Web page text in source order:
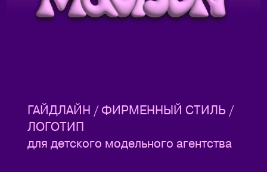
ГАЙДЛАЙН / ФИРМЕННЫЙ СТИЛЬ /
ЛОГОТИП
для детского модельного агентства